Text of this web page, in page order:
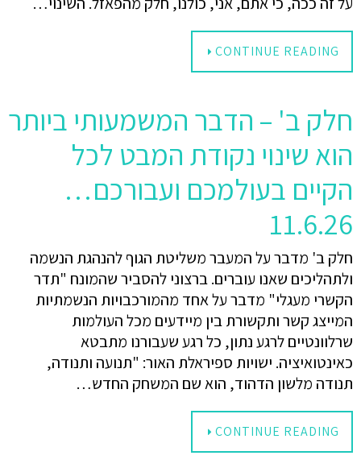
CONTINUE READING
חלק ב' – הדבר המשמעותי ביותר
הוא שינוי נקודת המבט לכל
הקיים בעולמכם ועבורכם…
11.6.26
חלק ב' מדבר על המעבר משליטת הגוף להנהגת הנשמה
ולתהליכים שאנו עוברים. ברצוני להסביר שהמונח "תדר
הקשרי מעגלי" מדבר על אחד מהמורכבויות הנשמתיות
המייצג קשר ותקשורת בין מיידעים מכל העולמות
שרלוונטיים לרגע נתון, כל רגע שעבורנו מתבטא
כאינטואיציה. ישויות ספיראלת האור: "תנועה ותנודה,
תנודה מלשון הדהוד, הוא שם המשחק החדש…
CONTINUE READING